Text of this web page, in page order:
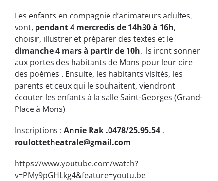
Les enfants en compagnie d’animateurs adultes,
vont, pendant 4 mercredis de 14h30 à 16h,
choisir, illustrer et préparer des textes et le
dimanche 4 mars à partir de 10h, ils iront sonner
aux portes des habitants de Mons pour leur dire
des poèmes . Ensuite, les habitants visités, les
parents et ceux qui le souhaitent, viendront
écouter les enfants à la salle Saint-Georges (Grand-
Place à Mons)
Inscriptions : Annie Rak .0478/25.95.54 .
roulottetheatrale@gmail.com
https://www.youtube.com/watch?
v=PMy9pGHLkg4&feature=youtu.be